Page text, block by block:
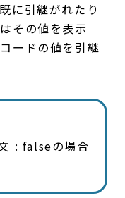
に引継がれたり
その値を表示
ードの値を引継
: falseの場合